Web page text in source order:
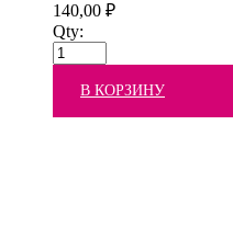
140,00 ₽
Qty:
В КОРЗИНУ